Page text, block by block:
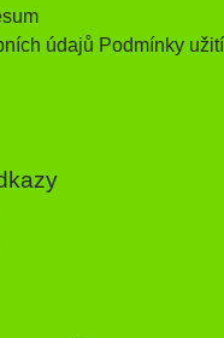
údajů Podmínky užití